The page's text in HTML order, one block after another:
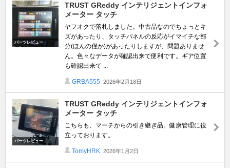
パーツレビュー
TRUST GReddy インテリジェントインフォ
メーター タッチ
ヤフオクで落札しました。中古品なのでちょっとキ
ズがあったり、タッチパネルの反応がイマイチな部
分(ほんの僅か)があったりしますが、問題ありませ
ん。色々なデータが確認出来て便利です。ギア位置
も確認出来て ...
GRBA555 2026年2月18日
パーツレビュー
TRUST GReddy インテリジェントインフォ
メーター タッチ
こちらも、マーチからの引き継ぎ品。健康管理に役
立っております。
TomyHRK 2026年1月2日